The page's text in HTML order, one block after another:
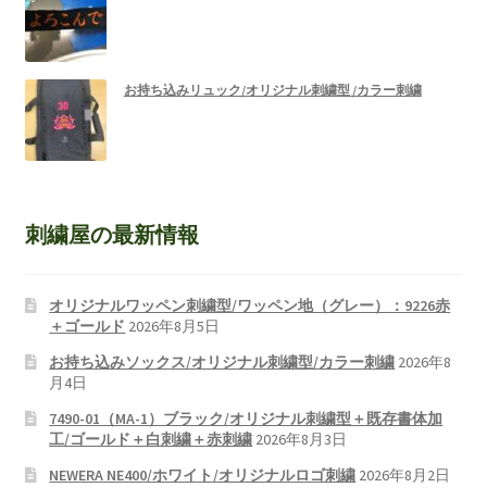
お持ち込みリュック/オリジナル刺繍型 /カラー刺繍
刺繍屋の最新情報
オリジナルワッペン刺繍型/ワッペン地（グレー）：9226赤
＋ゴールド 2026年8月5日
お持ち込みソックス/オリジナル刺繍型/カラー刺繍 2026年8
月4日
7490-01（MA-1）ブラック/オリジナル刺繍型＋既存書体加
工/ゴールド＋白刺繍＋赤刺繍 2026年8月3日
NEWERA NE400/ホワイト/オリジナルロゴ刺繍 2026年8月2日